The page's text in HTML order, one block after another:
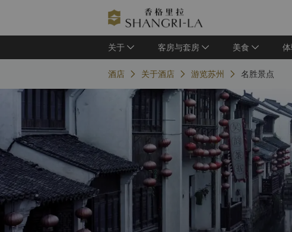
关于 客房与套房 美食
酒店 关于酒店 游览苏州 名胜景点